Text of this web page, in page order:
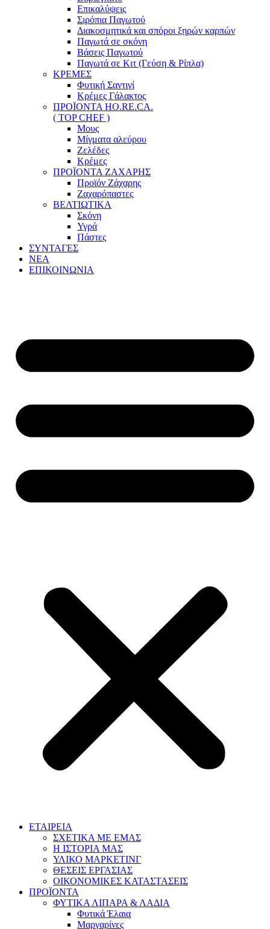
Επικαλύψεις
Σιρόπια Παγωτού
Διακοσμητικά και σπόροι ξηρών καρπών
Παγωτά σε σκόνη
Βάσεις Παγωτού
Παγωτά σε Κιτ (Γεύση & Ρίπλα)
ΚΡΕΜΕΣ
Φυτική Σαντιγί
Κρέμες Γάλακτος
ΠΡΟΪΟΝΤΑ HO.RE.CA.
( TOP CHEF )
Μους
Μίγματα αλεύρου
Ζελέδες
Κρέμες
ΠΡΟΪΟΝΤΑ ΖΑΧΑΡΗΣ
Προϊόν Ζάχαρης
Ζαχαρόπαστες
ΒΕΛΤΙΩΤΙΚΑ
Σκόνη
Υγρά
Πάστες
ΣΥΝΤΑΓΕΣ
ΝΕΑ
ΕΠΙΚΟΙΝΩΝΙΑ
ΕΤΑΙΡΕΙΑ
ΣΧΕΤΙΚΑ ΜΕ ΕΜΑΣ
Η ΙΣΤΟΡΙΑ ΜΑΣ
ΥΛΙΚΟ ΜΑΡΚΕΤΙΝΓ
ΘΕΣΕΙΣ ΕΡΓΑΣΙΑΣ
ΟΙΚΟΝΟΜΙΚΕΣ ΚΑΤΑΣΤΑΣΕΙΣ
ΠΡΟΪΟΝΤΑ
ΦΥΤΙΚΑ ΛΙΠΑΡΑ & ΛΑΔΙΑ
Φυτικά Έλαια
Μαργαρίνες